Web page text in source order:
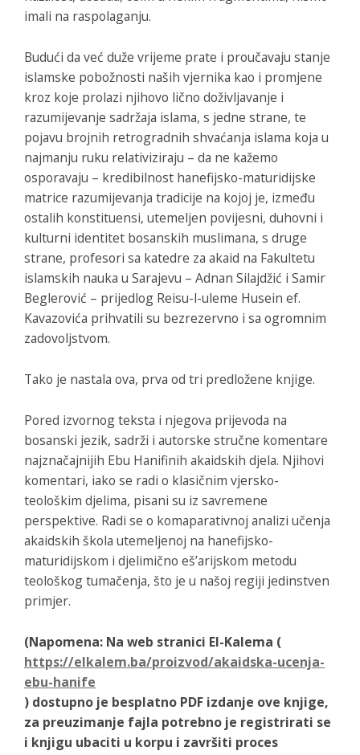
imali na raspolaganju.
Budući da već duže vrijeme prate i proučavaju stanje
islamske pobožnosti naših vjernika kao i promjene
kroz koje prolazi njihovo lično doživljavanje i
razumijevanje sadržaja islama, s jedne strane, te
pojavu brojnih retrogradnih shvaćanja islama koja u
najmanju ruku relativiziraju – da ne kažemo
osporavaju – kredibilnost hanefijsko-maturidijske
matrice razumijevanja tradicije na kojoj je, između
ostalih konstituensi, utemeljen povijesni, duhovni i
kulturni identitet bosanskih muslimana, s druge
strane, profesori sa katedre za akaid na Fakultetu
islamskih nauka u Sarajevu – Adnan Silajdžić i Samir
Beglerović – prijedlog Reisu-l-uleme Husein ef.
Kavazovića prihvatili su bezrezervno i sa ogromnim
zadovoljstvom.
Tako je nastala ova, prva od tri predložene knjige.
Pored izvornog teksta i njegova prijevoda na
bosanski jezik, sadrži i autorske stručne komentare
najznačajnijih Ebu Hanifinih akaidskih djela. Njihovi
komentari, iako se radi o klasičnim vjersko-
teološkim djelima, pisani su iz savremene
perspektive. Radi se o komaparativnoj analizi učenja
akaidskih škola utemeljenoj na hanefijsko-
maturidijskom i djelimično eš’arijskom metodu
teološkog tumačenja, što je u našoj regiji jedinstven
primjer.
(Napomena: Na web stranici El-Kalema (
https://elkalem.ba/proizvod/akaidska-ucenja-
ebu-hanife
) dostupno je besplatno PDF izdanje ove knjige,
za preuzimanje fajla potrebno je registrirati se
i knjigu ubaciti u korpu i završiti proces